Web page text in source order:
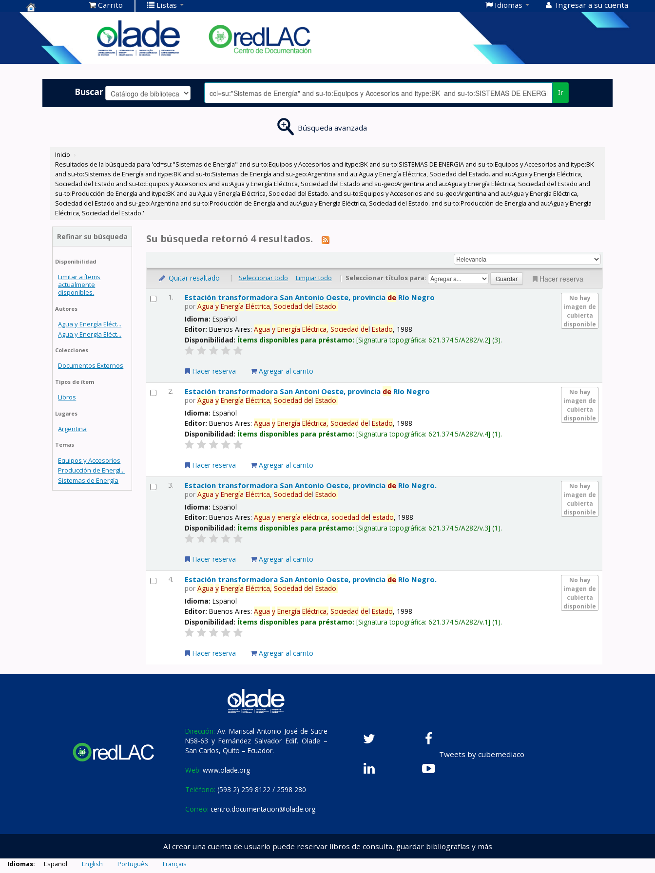
Centro de
Documentación
OLADE -
Carrito Listas Idiomas Ingresar a su cuenta
Buscar Ir
Búsqueda avanzada
Inicio ›
Resultados de la búsqueda para 'ccl=su:"Sistemas de Energía" and su-to:Equipos y Accesorios and itype:BK and su-to:SISTEMAS DE ENERGIA and su-to:Equipos y Accesorios and itype:BK
and su-to:Sistemas de Energía and itype:BK and su-to:Sistemas de Energía and su-geo:Argentina and au:Agua y Energía Eléctrica, Sociedad del Estado. and au:Agua y Energía Eléctrica,
Sociedad del Estado and su-to:Equipos y Accesorios and au:Agua y Energía Eléctrica, Sociedad del Estado and su-geo:Argentina and au:Agua y Energía Eléctrica, Sociedad del Estado and
su-to:Producción de Energía and itype:BK and au:Agua y Energía Eléctrica, Sociedad del Estado. and su-to:Equipos y Accesorios and su-geo:Argentina and au:Agua y Energía Eléctrica,
Sociedad del Estado and su-geo:Argentina and su-to:Producción de Energía and au:Agua y Energía Eléctrica, Sociedad del Estado. and su-to:Producción de Energía and au:Agua y Energía
Eléctrica, Sociedad del Estado.'
Refinar su búsqueda
Disponibilidad
Limitar a ítems
actualmente
disponibles.
Autores
Agua y Energía Eléct...
Agua y Energía Eléct...
Colecciones
Documentos Externos
Tipos de ítem
Libros
Lugares
Argentina
Temas
Equipos y Accesorios
Producción de Energí...
Sistemas de Energía
Su búsqueda retornó 4 resultados.
Quitar resaltado | Seleccionar todo Limpiar todo | Seleccionar títulos para: Hacer reserva
1.
No hay
imagen de
cubierta
disponible
Estación transformadora San Antonio Oeste, provincia de Río Negro
porAgua y Energía Eléctrica, Sociedad delEstado.
Idioma:Español
Editor:Buenos Aires:Agua y Energía Eléctrica, Sociedad delEstado, 1988
Disponibilidad: Ítems disponibles para préstamo: Signatura topográfica:621.374.5/A282/v.2 (3).
Hacer reserva Agregar al carrito
2.
No hay
imagen de
cubierta
disponible
Estación transformadora San Antoni Oeste, provincia de Río Negro
porAgua y Energía Eléctrica, Sociedad delEstado.
Idioma:Español
Editor:Buenos Aires:Agua y Energía Eléctrica, Sociedad delEstado, 1988
Disponibilidad: Ítems disponibles para préstamo: Signatura topográfica:621.374.5/A282/v.4 (1).
Hacer reserva Agregar al carrito
3.
No hay
imagen de
cubierta
disponible
Estacion transformadora San Antonio Oeste, provincia de Río Negro.
porAgua y Energía Eléctrica, Sociedad delEstado.
Idioma:Español
Editor:Buenos Aires:Agua y energía eléctrica, sociedad delestado, 1988
Disponibilidad: Ítems disponibles para préstamo: Signatura topográfica:621.374.5/A282/v.3 (1).
Hacer reserva Agregar al carrito
4.
No hay
imagen de
cubierta
disponible
Estación transformadora San Antonio Oeste, provincia de Río Negro.
porAgua y Energía Eléctrica, Sociedad delEstado.
Idioma:Español
Editor:Buenos Aires:Agua y Energía Eléctrica, Sociedad delEstado, 1998
Disponibilidad: Ítems disponibles para préstamo: Signatura topográfica:621.374.5/A282/v.1 (1).
Hacer reserva Agregar al carrito
Dirección: Av. Mariscal Antonio José de Sucre
N58-63 y Fernández Salvador Edif. Olade –
San Carlos, Quito – Ecuador.
Web: www.olade.org
Teléfono: (593 2) 259 8122 / 2598 280
Correo: centro.documentacion@olade.org
Tweets by cubemediaco
Al crear una cuenta de usuario puede reservar libros de consulta, guardar bibliografías y más
Idiomas: Español English Português Français